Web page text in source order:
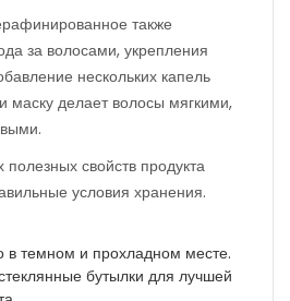
также
за волосами, укрепления
нескольких капель
маску делает волосы мягкими,
свойств продукта
условия хранения.
в темном и прохладном месте.
бутылки для лучшей